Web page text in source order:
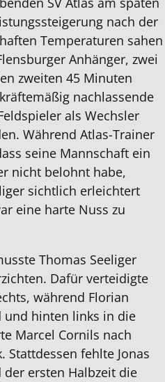
nach der
Temperaturen sahen
Anhänger, zwei
zweiten 45 Minuten
nachlassende
als Wechsler
Während Atlas-Trainer
seine Mannschaft ein
nicht belohnt habe,
sichtlich erleichtert
eine harte Nuss zu
Thomas Seeliger
Dafür verteidigte
während Florian
und hinten links in die
Marcel Cornils nach
Stattdessen fehlte Jonas
ersten Halbzeit die